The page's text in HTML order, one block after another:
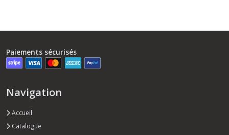
Paiements sécurisés
Navigation
Accueil
Catalogue